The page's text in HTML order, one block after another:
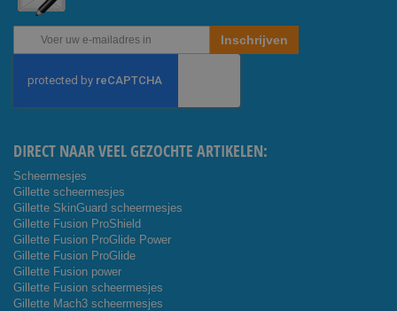
Abonneer
onze
Inschrijven
DIRECT NAAR VEEL GEZOCHTE ARTIKELEN:
Scheermesjes
Gillette scheermesjes
Gillette SkinGuard scheermesjes
Gillette Fusion ProShield
Gillette Fusion ProGlide Power
Gillette Fusion ProGlide
Gillette Fusion power
Gillette Fusion scheermesjes
Gillette Mach3 scheermesjes